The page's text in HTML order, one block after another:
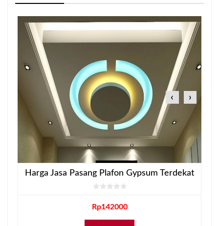
Harga Jasa Pasang Plafon Gypsum Terdekat
Rp142000
‹ ›